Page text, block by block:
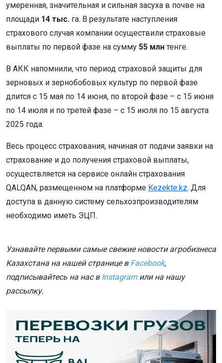
умеренная, значительная и сильная засуха в почве на
площади 14 тыс. га. В результате наступления
страхового случая компании осуществили страховые
выплаты по первой фазе на сумму 55 млн тенге.
В АКК напомнили, что период страховой защиты для
зерновых и зернобобовых культур по первой фазе
длится с 15 мая по 14 июня, по второй фазе – с 15 июня
по 14 июля и по третей фазе – с 15 июля по 15 августа
2025 года.
Весь процесс страхования, начиная от подачи заявки на
страхование и до получения страховой выплаты,
осуществляется на сервисе онлайн страхования
QALQAN, размещенном на платформе Kezekte.kz. Для
доступа в данную систему сельхозпроизводителям
необходимо иметь ЭЦП.
Узнавайте первыми самые свежие новости агробизнеса
Казахстана на нашей странице в Facebook,
подписывайтесь на нас в Instagramили на нашу
рассылку.